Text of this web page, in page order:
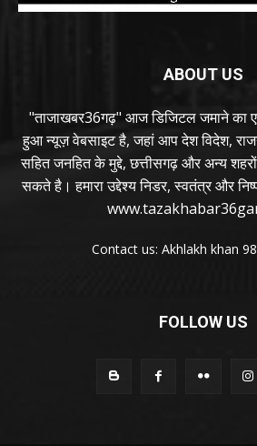
ABOUT US
"ताजाखबर36गढ़" आज डिजिटल जमाने का
हुआ न्यूज़ वेबसाइट है, जहां आप देश विदेश,
सहित जनहित के मुद्दे, छत्तीसगढ़ और अन्य
सकते है। हमारा उद्देश्य निडर, स्वतंत्र और
Contact us: Akhlakh khan
FOLLOW US